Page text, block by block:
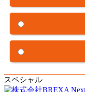
スペシャル